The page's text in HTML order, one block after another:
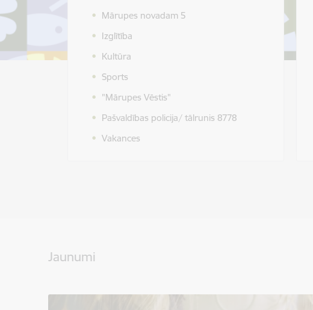
Mārupes novadam 5
Izglītība
Kultūra
Sports
"Mārupes Vēstis"
Pašvaldības policija/ tālrunis 8778
Vakances
Jaunumi